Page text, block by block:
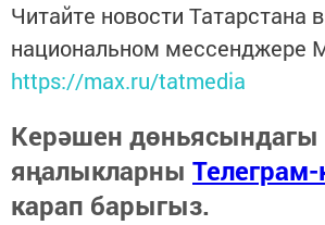
Читайте новости Татарстана в
национальном мессенджере
https://max.ru/tatmedia
Керәшен дөньясындагы
яңалыкларны
карап барыгыз.